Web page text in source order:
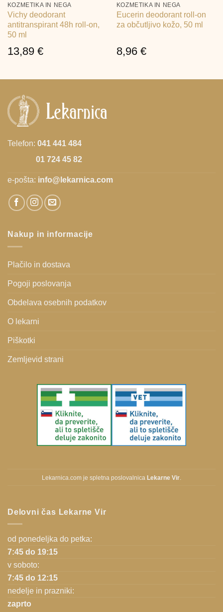
KOZMETIKA IN NEGA
Vichy deodorant
antitranspirant 48h roll-on,
50 ml
13,89 €
KOZMETIKA IN NEGA
Eucerin deodorant roll-on
za občutljivo kožo, 50 ml
8,96 €
Telefon: 041 441 484
01 724 45 82
e-pošta: info@lekarnica.com
Nakup in informacije
Plačilo in dostava
Pogoji poslovanja
Obdelava osebnih podatkov
O lekarni
Piškotki
Zemljevid strani
Lekarnica.com je spletna poslovalnica Lekarne Vir
Delovni čas Lekarne Vir
od ponedeljka do petka:
7:45 do 19:15
v soboto:
7:45 do 12:15
nedelje in prazniki:
zaprto